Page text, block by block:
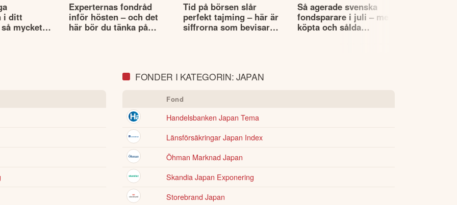
i ditt
mycket
Experternas fondråd
inför hösten – och det
här bör du tänka på
Tid på börsen slår
perfekt tajming – här är
siffrorna som bevisar
Så agerade svenska
fondsparare i juli – mest
köpta och sålda
FONDER I KATEGORIN: JAPAN
Fond
Handelsbanken Japan Tema
Länsförsäkringar Japan Index
Öhman Marknad Japan
Skandia Japan Exponering
Storebrand Japan